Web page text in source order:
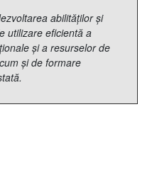
abilităţilor şi
utilizare eficientă a
şi a resurselor de
şi de formare